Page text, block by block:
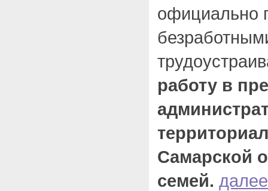
официально
работу в
Самарской
семей.